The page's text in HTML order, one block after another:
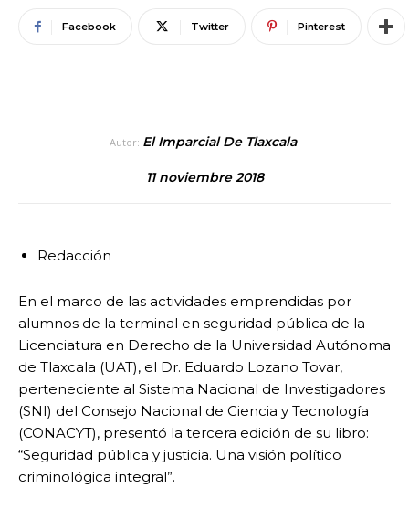
Facebook Twitter Pinterest
Autor: El Imparcial De Tlaxcala
11 noviembre 2018
Redacción
En el marco de las actividades emprendidas por
alumnos de la terminal en seguridad pública de la
Licenciatura en Derecho de la Universidad Autónoma
de Tlaxcala (UAT), el Dr. Eduardo Lozano Tovar,
perteneciente al Sistema Nacional de Investigadores
(SNI) del Consejo Nacional de Ciencia y Tecnología
(CONACYT), presentó la tercera edición de su libro:
“Seguridad pública y justicia. Una visión político
criminológica integral”.